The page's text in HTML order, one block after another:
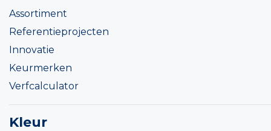
Assortiment
Referentieprojecten
Innovatie
Keurmerken
Verfcalculator
Kleur